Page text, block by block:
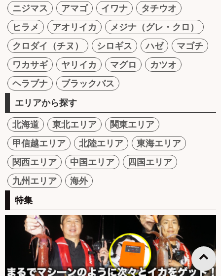
ニジマス
アマゴ イワナ
タチウオ
ヒラメ
アオリイカ
メジナ（グレ・クロ）
クロダイ（チヌ）
シロギス ハゼ
マゴチ
ワカサギ
ヤリイカ マグロ
カツオ
ヘラブナ
ブラックバス
エリアから探す
北海道 東北エリア
関東エリア
甲信越エリア
北陸エリア
東海エリア
関西エリア
中国エリア
四国エリア
九州エリア
海外
特集